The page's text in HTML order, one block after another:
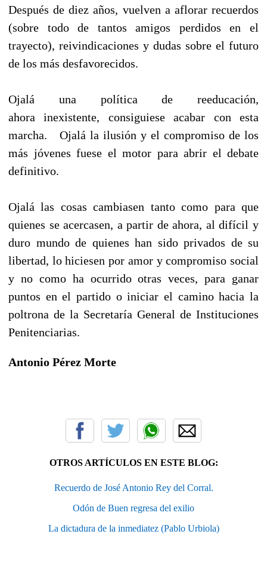
Después de diez años, vuelven a aflorar recuerdos
(sobre todo de tantos amigos perdidos en el
trayecto), reivindicaciones y dudas sobre el futuro
de los más desfavorecidos.
Ojalá una política de reeducación,
ahora inexistente, consiguiese acabar con esta
marcha. Ojalá la ilusión y el compromiso de los
más jóvenes fuese el motor para abrir el debate
definitivo.
Ojalá las cosas cambiasen tanto como para que
quienes se acercasen, a partir de ahora, al difícil y
duro mundo de quienes han sido privados de su
libertad, lo hiciesen por amor y compromiso social
y no como ha ocurrido otras veces, para ganar
puntos en el partido o iniciar el camino hacia la
poltrona de la Secretaría General de Instituciones
Penitenciarias.
Antonio Pérez Morte
OTROS ARTÍCULOS EN ESTE BLOG:
Recuerdo de José Antonio Rey del Corral.
Odón de Buen regresa del exilio
La dictadura de la inmediatez (Pablo Urbiola)